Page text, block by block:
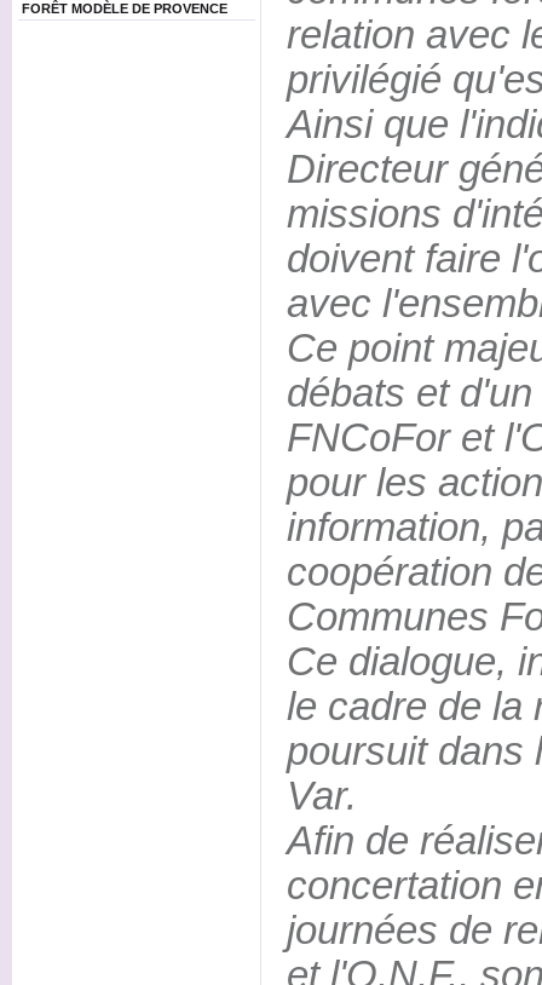
FORÊT MODÈLE DE PROVENCE
relation avec
privilégié
Ainsi que
Directeur
missions
doivent faire
avec
Ce point
débats et
FNCoFor et
pour les
information,
coopération
Communes
Ce dialogue,
le cadre de la
poursuit dans
Var.
Afin de
concertation
journées de
et l'O.N.F.,